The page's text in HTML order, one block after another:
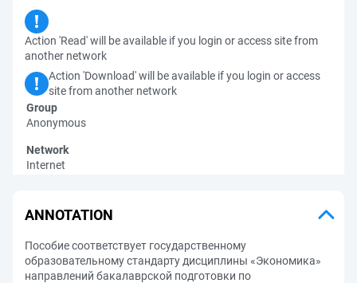
Action 'Read' will be available if you login or access site from
another network
Action 'Download' will be available if you login or access
site from another network
Group
Anonymous
Network
Internet
ANNOTATION
Пособие соответствует государственному
образовательному стандарту дисциплины «Экономика»
направлений бакалаврской подготовки по